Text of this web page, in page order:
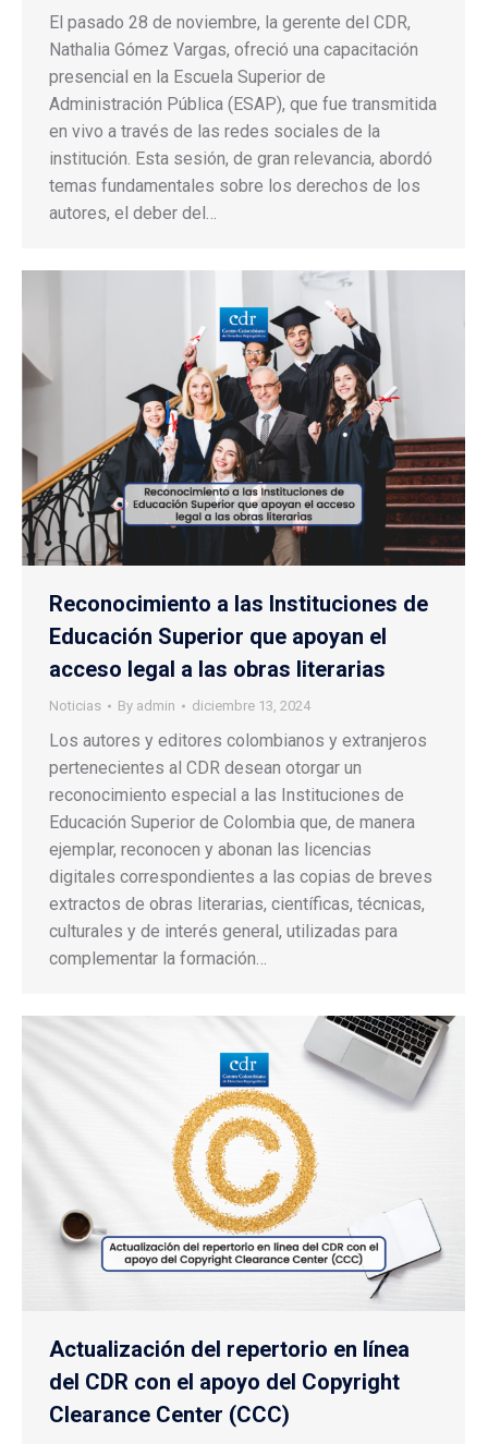
El pasado 28 de noviembre, la gerente del CDR,
Nathalia Gómez Vargas, ofreció una capacitación
presencial en la Escuela Superior de
Administración Pública (ESAP), que fue transmitida
en vivo a través de las redes sociales de la
institución. Esta sesión, de gran relevancia, abordó
temas fundamentales sobre los derechos de los
autores, el deber del…
Reconocimiento a las Instituciones de
Educación Superior que apoyan el
acceso legal a las obras literarias
Noticias By admin diciembre 13, 2024
Los autores y editores colombianos y extranjeros
pertenecientes al CDR desean otorgar un
reconocimiento especial a las Instituciones de
Educación Superior de Colombia que, de manera
ejemplar, reconocen y abonan las licencias
digitales correspondientes a las copias de breves
extractos de obras literarias, científicas, técnicas,
culturales y de interés general, utilizadas para
complementar la formación…
Actualización del repertorio en línea
del CDR con el apoyo del Copyright
Clearance Center (CCC)